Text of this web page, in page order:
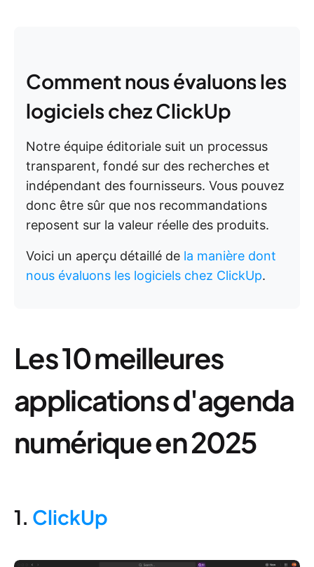
Comment nous évaluons les
logiciels chez ClickUp
Notre équipe éditoriale suit un processus
transparent, fondé sur des recherches et
indépendant des fournisseurs. Vous pouvez
donc être sûr que nos recommandations
reposent sur la valeur réelle des produits.
Voici un aperçu détaillé de la manière dont
nous évaluons les logiciels chez ClickUp.
Les 10 meilleures
applications d'agenda
numérique en 2025
1. ClickUp